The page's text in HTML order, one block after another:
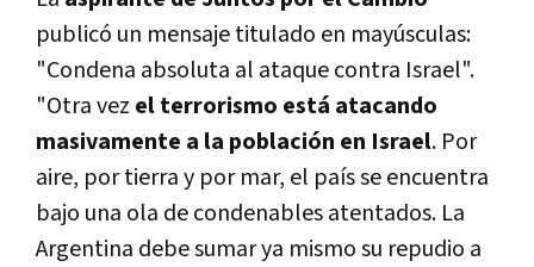
publicó un mensaje titulado en mayúsculas:
"Condena absoluta al ataque contra Israel".
"Otra vez el terrorismo está atacando
masivamente a la población en Israel. Por
aire, por tierra y por mar, el país se encuentra
bajo una ola de condenables atentados. La
Argentina debe sumar ya mismo su repudio a